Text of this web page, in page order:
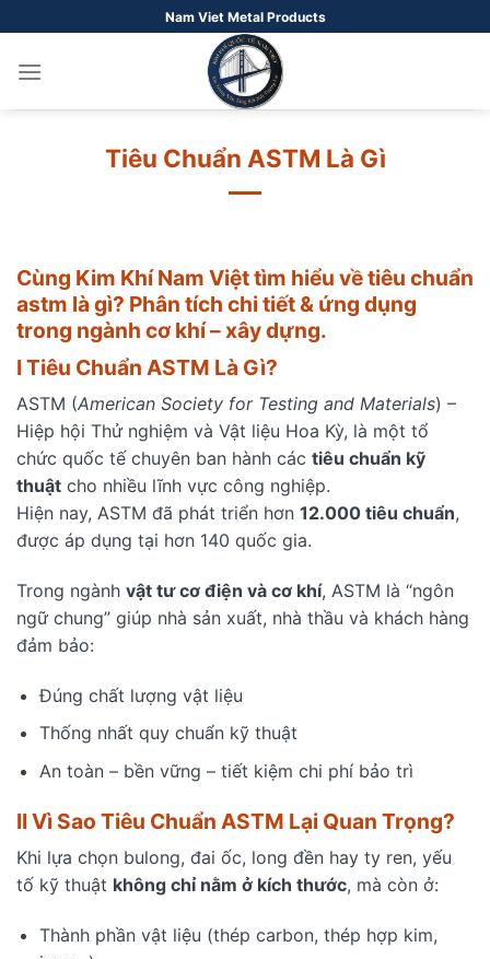
qua
nội
Nam Viet Metal Products
Tiêu Chuẩn ASTM Là Gì
Cùng Kim Khí Nam Việt tìm hiểu về tiêu chuẩn
astm là gì? Phân tích chi tiết & ứng dụng
trong ngành cơ khí – xây dựng.
I Tiêu Chuẩn ASTM Là Gì?
ASTM (American Society for Testing and Materials) –
Hiệp hội Thử nghiệm và Vật liệu Hoa Kỳ, là một tổ
chức quốc tế chuyên ban hành các tiêu chuẩn kỹ
thuật cho nhiều lĩnh vực công nghiệp.
Hiện nay, ASTM đã phát triển hơn 12.000 tiêu chuẩn,
được áp dụng tại hơn 140 quốc gia.
Trong ngành vật tư cơ điện và cơ khí, ASTM là “ngôn
ngữ chung” giúp nhà sản xuất, nhà thầu và khách hàng
đảm bảo:
Đúng chất lượng vật liệu
Thống nhất quy chuẩn kỹ thuật
An toàn – bền vững – tiết kiệm chi phí bảo trì
II Vì Sao Tiêu Chuẩn ASTM Lại Quan Trọng?
Khi lựa chọn bulong, đai ốc, long đền hay ty ren, yếu
tố kỹ thuật không chỉ nằm ở kích thước, mà còn ở:
Thành phần vật liệu (thép carbon, thép hợp kim,